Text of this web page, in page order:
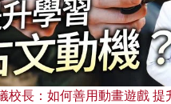
校長：如何善用動畫遊戲 提